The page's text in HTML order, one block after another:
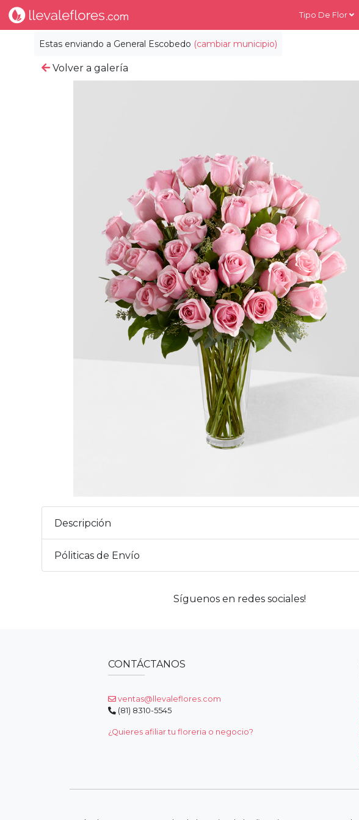
Estas enviando a General Escobedo (cambiar municipio)
Tipo De Flor
Volver a galería
Descripción
Póliticas de Envío
Síguenos en redes sociales!
CONTÁCTANOS
ventas@llevaleflores.com
(81) 8310-5545
¿Quieres afiliar tu floreria o negocio?